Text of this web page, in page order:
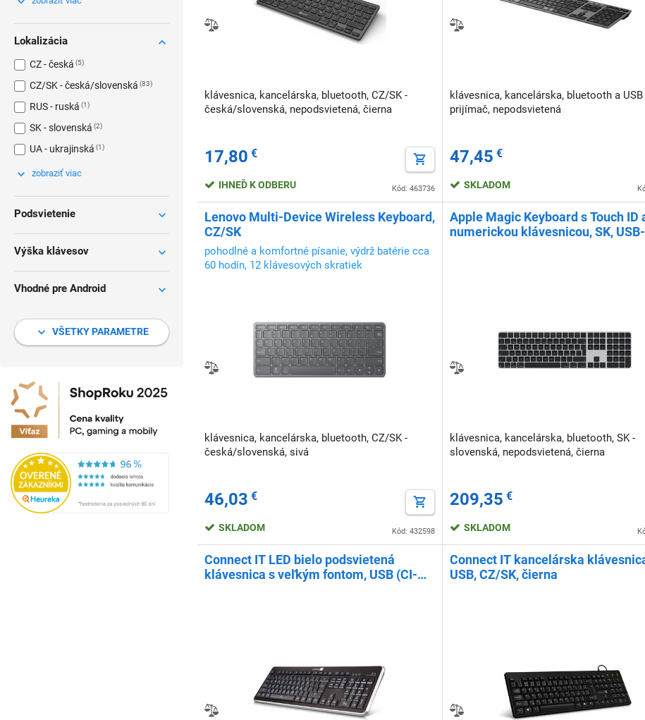
Lokalizácia
CZ - česká 5
CZ/SK - česká/slovenská 83
RUS - ruská 1
SK - slovenská 2
UA - ukrajinská 1
zobraziť viac
Podsvietenie
Výška klávesov
Vhodné pre Android
VŠETKY PARAMETRE
klávesnica, kancelárska, bluetooth, CZ/SK -
česká/slovenská, nepodsvietená, čierna
17,80 €
Kód: 463736
IHNEĎ K ODBERU
klávesnica, kancelárska, bluetooth a USB
prijímač, nepodsvietená
47,45 €
SKLADOM
Lenovo Multi-Device Wireless Keyboard,
CZ/SK
pohodlné a komfortné písanie, výdrž batérie cca
60 hodín, 12 klávesových skratiek
klávesnica, kancelárska, bluetooth, CZ/SK -
česká/slovenská, sivá
46,03 €
Kód: 432598
SKLADOM
Apple Magic Keyboard s Touch ID
numerickou klávesnicou, SK,
klávesnica, kancelárska, bluetooth, SK -
slovenská, nepodsvietená, čierna
209,35 €
SKLADOM
Connect IT LED bielo podsvietená
klávesnica s veľkým fontom, USB (CI-
Connect IT kancelárska
USB, CZ/SK, čierna